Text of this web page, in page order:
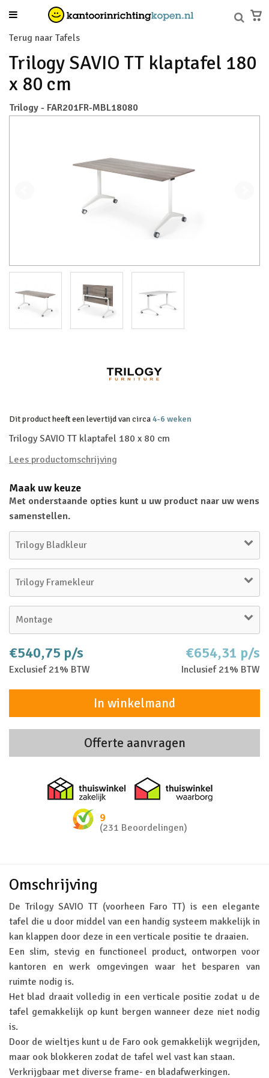
Terug naar Tafels
Trilogy SAVIO TT klaptafel 180
x 80 cm
Trilogy - FAR201FR-MBL18080
Dit product heeft een levertijd van circa4-6 weken
Trilogy SAVIO TT klaptafel 180 x 80 cm
Lees productomschrijving
Maak uw keuze
Met onderstaande opties kunt u uw product naar uw wens
samenstellen.
Trilogy Bladkleur
Trilogy Framekleur
Montage
€540,75 p/s
Exclusief 21% BTW
€654,31 p/s
Inclusief 21% BTW
In winkelmand
Offerte aanvragen
Thuiswinkel zakelijk
9
(231 Beoordelingen)
Omschrijving
De Trilogy SAVIO TT (voorheen Faro TT) is een elegante
tafel die u door middel van een handig systeem makkelijk in
kan klappen door deze in een verticale positie te draaien.
Een slim, stevig en functioneel product, ontworpen voor
kantoren en werk omgevingen waar het besparen van
ruimte nodig is.
Het blad draait volledig in een verticale positie zodat u de
tafel gemakkelijk op kunt bergen wanneer deze niet nodig
is.
Door de wieltjes kunt u de Faro ook gemakkelijk wegrijden,
maar ook blokkeren zodat de tafel wel vast kan staan.
Verkrijgbaar met diverse frame- en bladafwerkingen.